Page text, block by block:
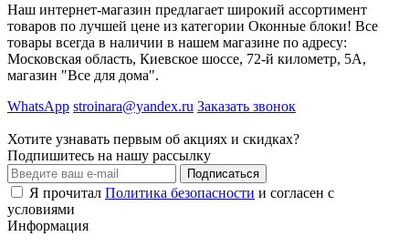
Наш интернет-магазин предлагает широкий ассортимент
товаров по лучшей цене из категории Оконные блоки! Все
товары всегда в наличии в нашем магазине по адресу:
Московская область, Киевское шоссе, 72-й километр, 5А,
магазин "Все для дома".
WhatsApp stroinara@yandex.ru Заказать звонок
Хотите узнавать первым об акциях и скидках?
Подпишитесь на нашу рассылку
Подписаться
Я прочитал Политика безопасности и согласен с
условиями
Информация